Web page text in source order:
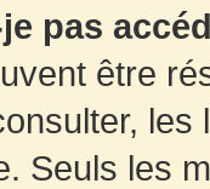
pas
être
Seuls les